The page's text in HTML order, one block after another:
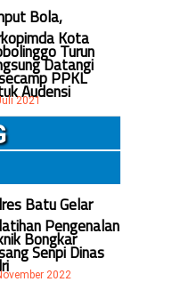
Bola,
Kota
Turun
Datangi
PPKL
Audensi
2021
Batu Gelar
Pengenalan
Bongkar
Senpi Dinas
2022